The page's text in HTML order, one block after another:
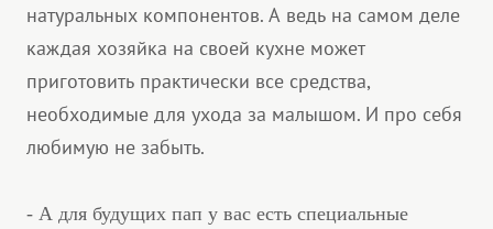
натуральных компонентов. А ведь на самом деле
каждая хозяйка на своей кухне может
приготовить практически все средства,
необходимые для ухода за малышом. И про себя
любимую не забыть.
- А для будущих пап у вас есть специальные